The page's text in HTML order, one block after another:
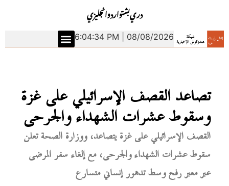
انجليزياردوبشتودري
6:04:35 PM | 08/08/2026
تصاعد القصف الإسرائيلي على غزة
وسقوط عشرات الشهداء والجرحى
القصف الإسرائيلي على غزة يتصاعد، ووزارة الصحة تعلن
سقوط عشرات الشهداء والجرحى، مع إلغاء سفر المرضى
عبر معبر رفح وسط تدهور إنساني متسارع